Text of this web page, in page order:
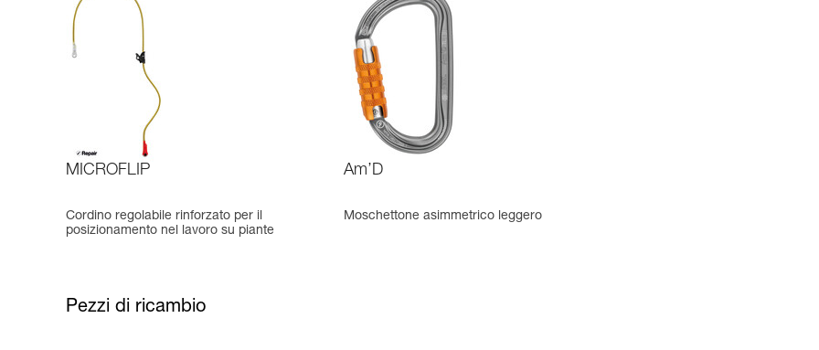
MICROFLIP
Cordino regolabile rinforzato per il
posizionamento nel lavoro su piante
Am’D
Moschettone asimmetrico leggero
Pezzi di ricambio